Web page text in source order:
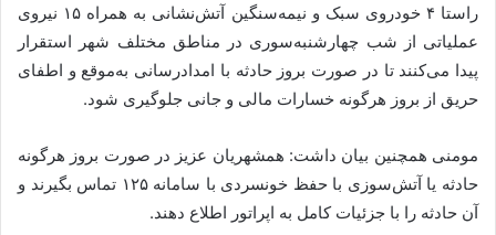
راستا ۴ خودروی سبک و نیمه‌سنگین آتش‌نشانی به همراه ۱۵ نیروی
عملیاتی از شب چهارشنبه‌سوری در مناطق مختلف شهر استقرار
پیدا می‌کنند تا در صورت بروز حادثه با امدادرسانی به‌موقع و اطفای
حریق از بروز هرگونه خسارات مالی و جانی جلوگیری شود.
مومنی همچنین بیان داشت: همشهریان عزیز در صورت بروز هرگونه
حادثه یا آتش‌سوزی با حفظ خونسردی با سامانه ۱۲۵ تماس بگیرند و
آن حادثه را با جزئیات کامل به اپراتور اطلاع دهند.